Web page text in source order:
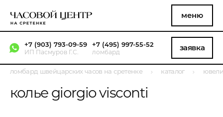
меню
+7 (903) 793-09-59
ИП Пасмуров Г.С.
+7 (495) 997-55-52
ломбард заявка
ломбард швейцарских часов на сретенке каталог
колье giorgio visconti